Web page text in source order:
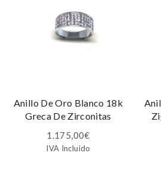
Anillo De Oro Blanco 18k
Greca De Zirconitas
1.175,00€
IVA Incluido